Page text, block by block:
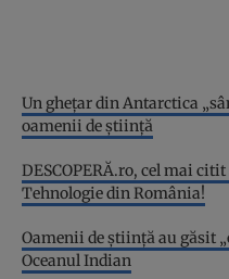
Un ghețar din Antarctica
oamenii de știință
DESCOPERĂ.ro, cel mai
Tehnologie din România!
Oamenii de știință au găsit
Oceanul Indian